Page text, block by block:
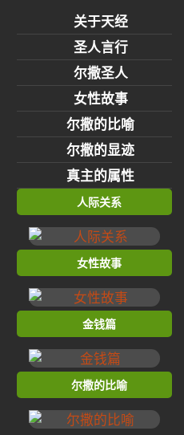
关于天经
圣人言行
尔撒圣人
女性故事
尔撒的比喻
尔撒的显迹
真主的属性
人际关系
女性故事
金钱篇
尔撒的比喻